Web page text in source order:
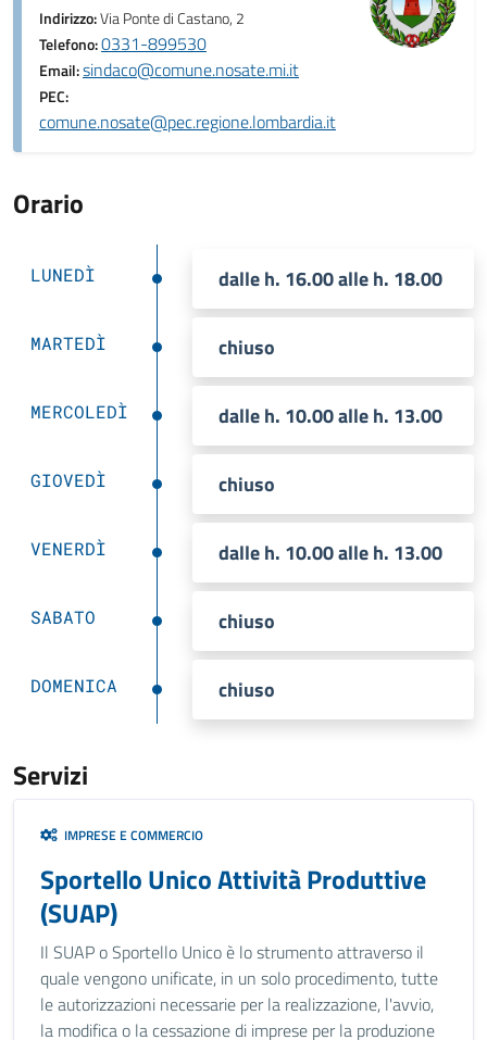
Indirizzo:Via Ponte di Castano, 2
Telefono:0331-899530
Email:sindaco@comune.nosate.mi.it
PEC:
comune.nosate@pec.regione.lombardia.it
Orario
LUNEDÌ dalle h. 16.00 alle h. 18.00
MARTEDÌ chiuso
MERCOLEDÌ dalle h. 10.00 alle h. 13.00
GIOVEDÌ chiuso
VENERDÌ dalle h. 10.00 alle h. 13.00
SABATO chiuso
DOMENICA chiuso
Servizi
IMPRESE E COMMERCIO
Sportello Unico Attività Produttive
(SUAP)
Il SUAP o Sportello Unico è lo strumento attraverso il
quale vengono unificate, in un solo procedimento, tutte
le autorizzazioni necessarie per la realizzazione, l'avvio,
la modifica o la cessazione di imprese per la produzione